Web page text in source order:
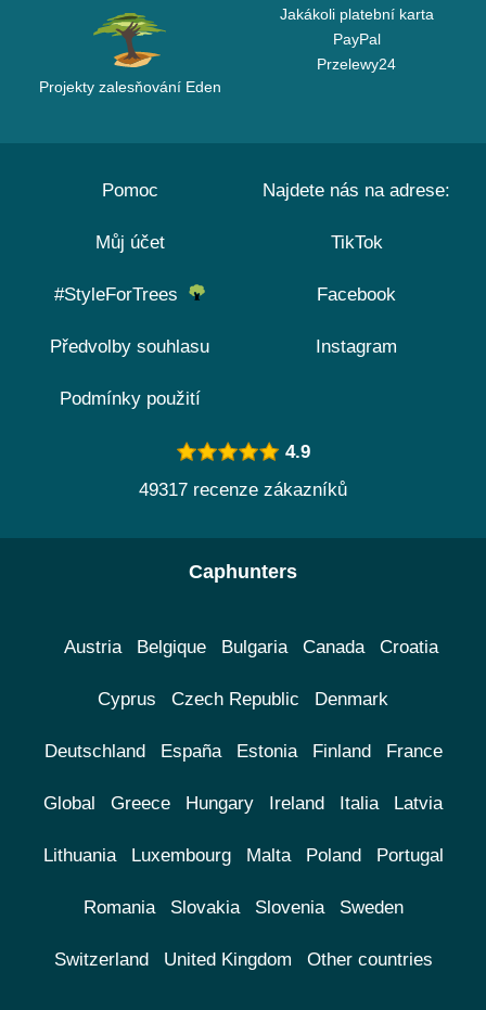
Projekty zalesňování Eden
Jakákoli platební karta
PayPal
Przelewy24
Pomoc
Můj účet
#StyleForTrees
Předvolby souhlasu
Podmínky použití
Najdete nás na adrese:
TikTok
Facebook
Instagram
4.9
49317 recenze zákazníků
Caphunters
Austria Belgique Bulgaria Canada Croatia
Cyprus Czech Republic Denmark
Deutschland España Estonia Finland France
Global Greece Hungary Ireland Italia Latvia
Lithuania Luxembourg Malta Poland Portugal
Romania Slovakia Slovenia Sweden
Switzerland United Kingdom Other countries